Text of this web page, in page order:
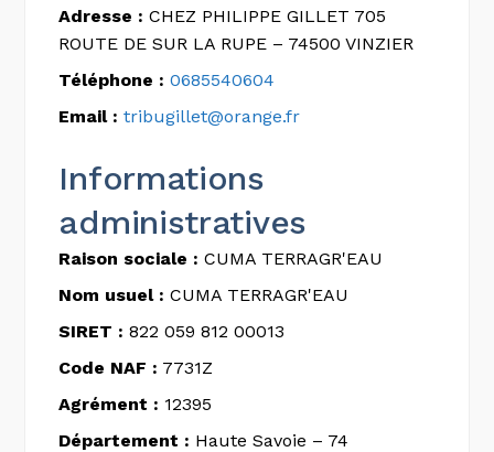
Adresse : CHEZ PHILIPPE GILLET 705
ROUTE DE SUR LA RUPE – 74500 VINZIER
Téléphone : 0685540604
Email : tribugillet@orange.fr
Informations
administratives
Raison sociale : CUMA TERRAGR'EAU
Nom usuel : CUMA TERRAGR'EAU
SIRET : 822 059 812 00013
Code NAF : 7731Z
Agrément : 12395
Département : Haute Savoie – 74